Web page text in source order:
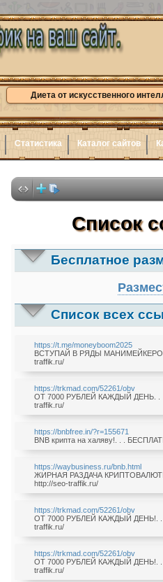
Диета от искусственного
Статистика Каталог сайтов
Список
Бесплатное
Список всех
https://t.me/moneyboom2025
ВСТУПАЙ В РЯДЫ
traffik.ru/
https://trkmad.com/52261/obv
ОТ 7000 РУБЛЕЙ КАЖДЫЙ ДЕНЬ. . .
traffik.ru/
https://bnbfree.in/?r=155671
BNB крипта на халяву!. . .
https://waybusiness.ru/bnb.html
ЖИРНАЯ РАЗДАЧА КРИПТОВАЛЮТЫ
http://seo-traffik.ru/
https://trkmad.com/52261/obv
ОТ 7000 РУБЛЕЙ КАЖДЫЙ ДЕНЬ!. .
traffik.ru/
https://trkmad.com/52261/obv
ОТ 7000 РУБЛЕЙ КАЖДЫЙ ДЕНЬ!. .
traffik.ru/